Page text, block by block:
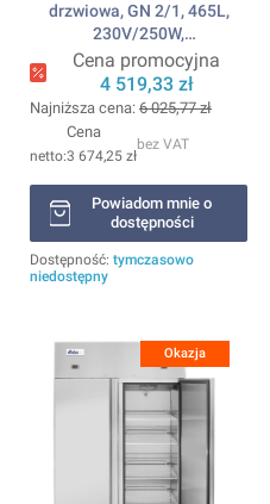
drzwiowa, GN 2/1, 465L,
230V/250W,
700x880x(H)2043mm
ARKTIC
Cena promocyjna
4 519,33 zł
Najniższa cena: 6 025,77 zł
Cena
3 674,25 zł
bez VAT
Powiadom mnie o
dostępności
Dostępność: tymczasowo
niedostępny
Okazja